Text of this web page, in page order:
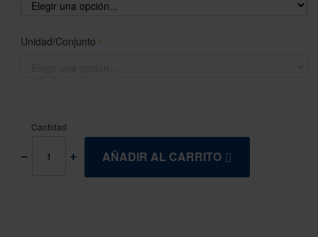
Unidad/Conjunto
Cantidad
AÑADIR AL CARRITO